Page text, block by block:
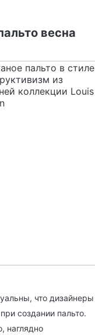
весна
что дизайнеры
создании пальто.
наглядно